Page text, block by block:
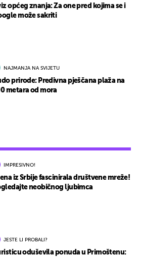
IMPRESIVNO!
iz Srbije fascinirala društvene mreže!
neobičnog ljubimca
JESTE LI PROBALI?
oduševila ponuda u Primoštenu:
općeg znanja: Za one pred kojima se i
može sakriti
NAJMANJA NA SVIJETU
prirode: Predivna pješčana plaža na
metara od mora